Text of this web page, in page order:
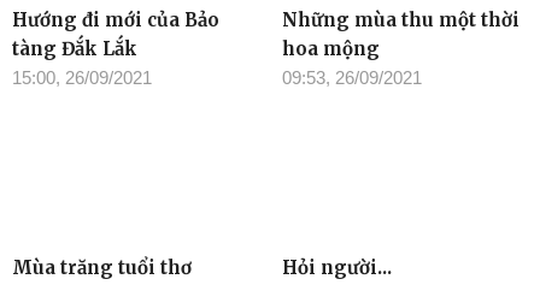
Hướng đi mới của Bảo
tàng Đắk Lắk
15:00, 26/09/2021
Những mùa thu một thời
hoa mộng
09:53, 26/09/2021
Mùa trăng tuổi thơ Hỏi người...